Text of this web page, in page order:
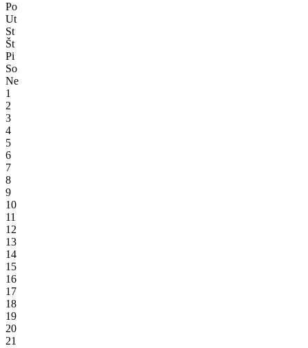
Po
Ut
St
Št
Pi
So
Ne
1
2
3
4
5
6
7
8
9
10
11
12
13
14
15
16
17
18
19
20
21